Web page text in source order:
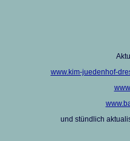
www.kim-juedenhof-
und stündlich